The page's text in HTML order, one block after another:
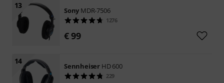
13
Sony MDR-7506
1276
€ 99
14
Sennheiser HD 600
229